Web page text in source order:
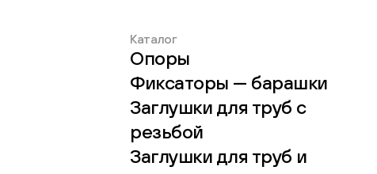
Каталог
Опоры
Фиксаторы — барашки
Заглушки для труб с
резьбой
Заглушки для труб и